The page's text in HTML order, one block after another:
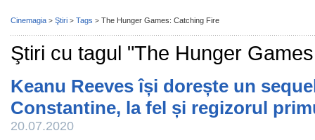
Ştiri cu tagul "The Hunger
Keanu Reeves își dorește un
Constantine, la fel și regizorul
20.07.2020
Cinemagia > Ştiri > Tags > The Hunger Games: Catching Fire